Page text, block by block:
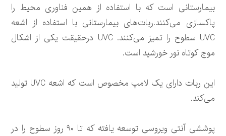
بیمارستانی است که با استفاده از همین فناوری محیط را
پاکسازی می‌کنند.ربات‌های بیمارستانی با استفاده از اشعه
UVC سطوح را تمیز می‌کنند. UVC درحقیقت یکی از اشکال
موج کوتاه نور خورشید است.
این ربات دارای یک لامپ مخصوص است که اشعه UVC تولید
می‌کند.
پوششی آنتی ویروسی توسعه یافته که تا ۹۰ روز سطوح را در